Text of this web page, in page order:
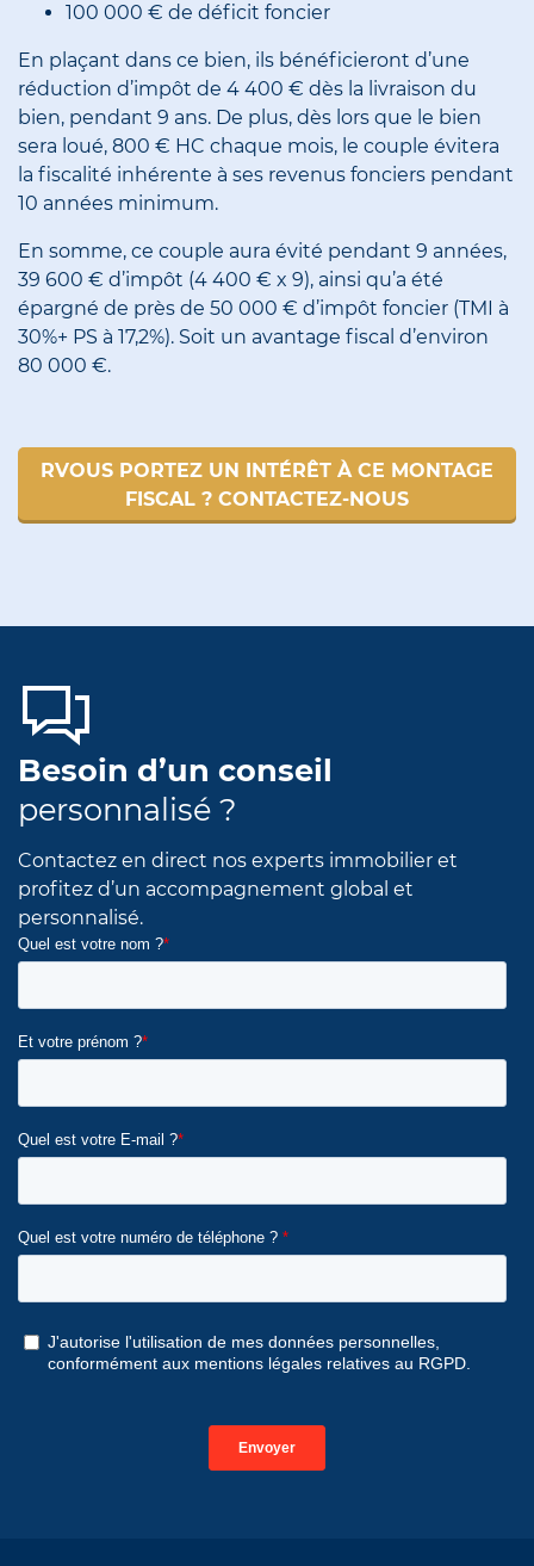
100 000 € de déficit foncier
En plaçant dans ce bien, ils bénéficieront d’une
réduction d’impôt de 4 400 € dès la livraison du
bien, pendant 9 ans. De plus, dès lors que le bien
sera loué, 800 € HC chaque mois, le couple évitera
la fiscalité inhérente à ses revenus fonciers pendant
10 années minimum.
En somme, ce couple aura évité pendant 9 années,
39 600 € d’impôt (4 400 € x 9), ainsi qu’a été
épargné de près de 50 000 € d’impôt foncier (TMI à
30%+ PS à 17,2%). Soit un avantage fiscal d’environ
80 000 €.
RVOUS PORTEZ UN INTÉRÊT À CE MONTAGE
FISCAL ? CONTACTEZ-NOUS
Besoin d’un conseil
personnalisé ?
Contactez en direct nos experts immobilier et
profitez d’un accompagnement global et
personnalisé.